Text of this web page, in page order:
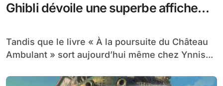
Ghibli dévoile une superbe affiche
Château Ambulant » en Chine !
Tandis que le livre « À la poursuite du Château
Ambulant » sort aujourd’hui même chez Ynnis...